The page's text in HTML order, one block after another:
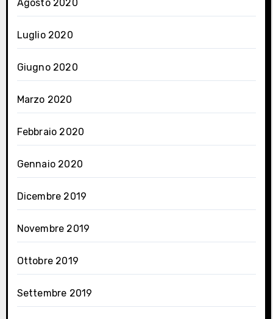
Agosto 2020
Luglio 2020
Giugno 2020
Marzo 2020
Febbraio 2020
Gennaio 2020
Dicembre 2019
Novembre 2019
Ottobre 2019
Settembre 2019